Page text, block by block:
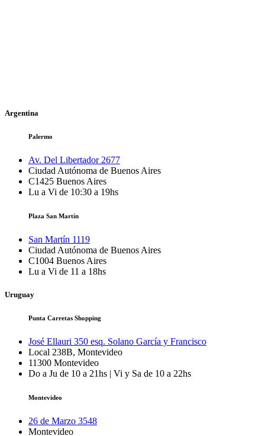
Argentina
Palermo
Av. Del Libertador 2677
Ciudad Autónoma de Buenos Aires
C1425 Buenos Aires
Lu a Vi de 10:30 a 19hs
Plaza San Martín
San Martín 1119
Ciudad Autónoma de Buenos Aires
C1004 Buenos Aires
Lu a Vi de 11 a 18hs
Uruguay
Punta Carretas Shopping
José Ellauri 350 esq. Solano García y Francisco
Local 238B, Montevideo
11300 Montevideo
Do a Ju de 10 a 21hs | Vi y Sa de 10 a 22hs
Montevideo
26 de Marzo 3548
Montevideo